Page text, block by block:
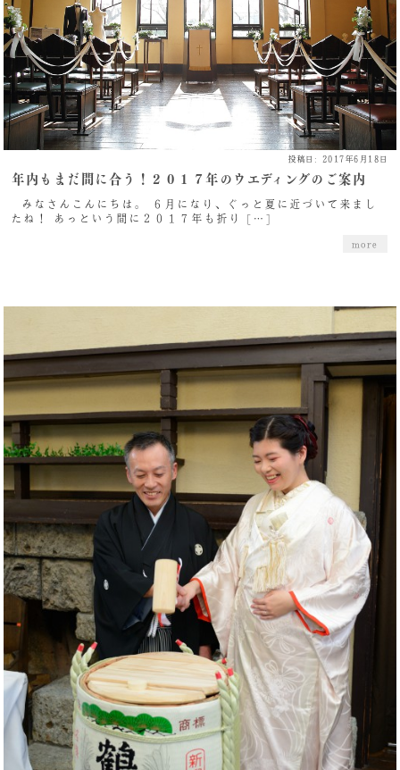
投稿日: 2017年6月18日
年内もまだ間に合う！２０１７年のウエディングのご案内
みなさんこんにちは。 ６月になり、ぐっと夏に近づいて来まし
たね！ あっという間に２０１７年も折り […]
more